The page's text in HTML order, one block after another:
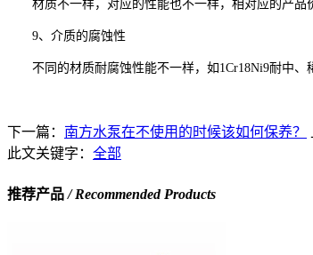
材质不一样，对应的性能也不一样，相对应的产品
9、介质的腐蚀性
不同的材质耐腐蚀性能不一样，如1Cr18Ni9耐中、
下一篇： 南方水泵在不使用的时候该如何保养？
此文关键字： 全部
推荐产品/ Recommended Products